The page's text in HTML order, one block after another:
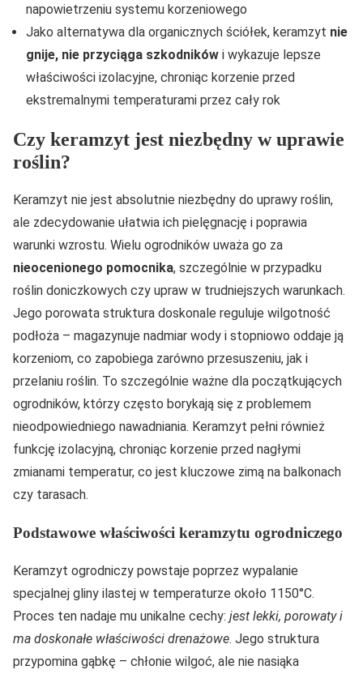
napowietrzeniu systemu korzeniowego
Jako alternatywa dla organicznych ściółek, keramzyt nie
gnije, nie przyciąga szkodników i wykazuje lepsze
właściwości izolacyjne, chroniąc korzenie przed
ekstremalnymi temperaturami przez cały rok
Czy keramzyt jest niezbędny w uprawie
roślin?
Keramzyt nie jest absolutnie niezbędny do uprawy roślin,
ale zdecydowanie ułatwia ich pielęgnację i poprawia
warunki wzrostu. Wielu ogrodników uważa go za
nieocenionego pomocnika, szczególnie w przypadku
roślin doniczkowych czy upraw w trudniejszych warunkach.
Jego porowata struktura doskonale reguluje wilgotność
podłoża – magazynuje nadmiar wody i stopniowo oddaje ją
korzeniom, co zapobiega zarówno przesuszeniu, jak i
przelaniu roślin. To szczególnie ważne dla początkujących
ogrodników, którzy często borykają się z problemem
nieodpowiedniego nawadniania. Keramzyt pełni również
funkcję izolacyjną, chroniąc korzenie przed nagłymi
zmianami temperatur, co jest kluczowe zimą na balkonach
czy tarasach.
Podstawowe właściwości keramzytu ogrodniczego
Keramzyt ogrodniczy powstaje poprzez wypalanie
specjalnej gliny ilastej w temperaturze około 1150°C.
Proces ten nadaje mu unikalne cechy: jest lekki, porowaty i
ma doskonałe właściwości drenażowe. Jego struktura
przypomina gąbkę – chłonie wilgoć, ale nie nasiąka